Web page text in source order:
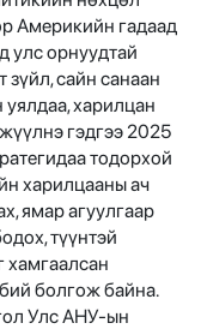
Америкийн гадаад
улс орнуудтай
зүйл, сайн санаан
уялдаа, харилцан
гэдгээ 2025
тодорхой
харилцааны ач
ямар агуулгаар
түүнтэй
хамгаалсан
болгож байна.
Улс АНУ-ын